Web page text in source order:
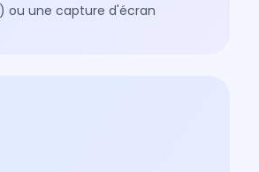
ou une capture d'écran